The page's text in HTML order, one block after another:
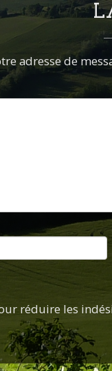
adresse de
réduire les